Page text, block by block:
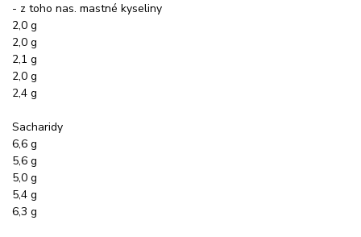
- z toho nas. mastné kyseliny
2,0 g
2,0 g
2,1 g
2,0 g
2,4 g
Sacharidy
6,6 g
5,6 g
5,0 g
5,4 g
6,3 g